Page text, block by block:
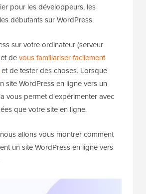
pour les développeurs, les
débutants sur WordPress.
sur votre ordinateur (serveur
devous familiariser facilement
et de tester des choses. Lorsque
site WordPress en ligne vers un
vous permet d'expérimenter avec
que votre site en ligne.
allons vous montrer comment
un site WordPress en ligne vers